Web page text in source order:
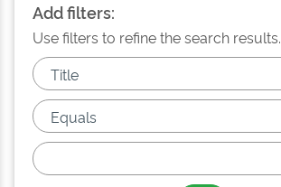
Add filters:
Use filters to refine the search results.